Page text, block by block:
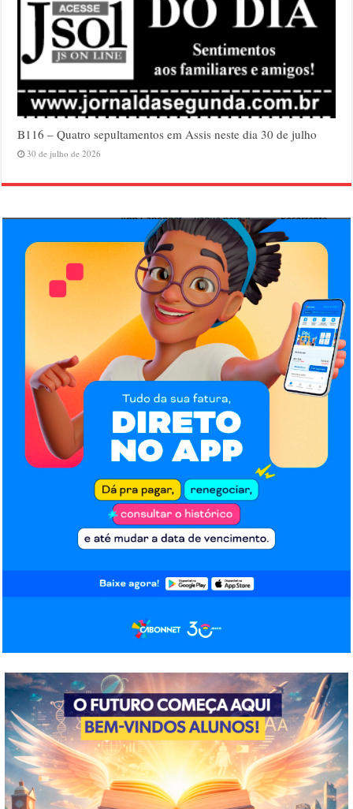
B116 – Quatro sepultamentos em Assis neste dia 30 de julho
30 de julho de 2026